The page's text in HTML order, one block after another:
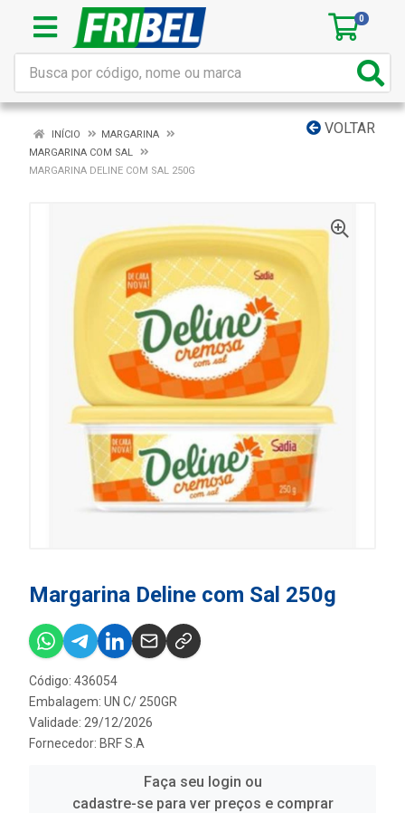
0
VOLTAR
INÍCIO
MARGARINA
MARGARINA COM SAL
MARGARINA DELINE COM SAL 250G
Margarina Deline com Sal 250g
Código: 436054
Embalagem: UN C/ 250GR
Validade: 29/12/2026
Fornecedor: BRF S.A
Faça seu login ou
cadastre-se para ver preços e comprar